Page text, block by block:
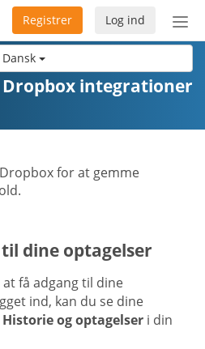
Dansk
Slå
Log ind
Registrer
integrationer
for at gemme
dine optagelser
få adgang til dine
ind, kan du se dine
Historie og optagelser i din